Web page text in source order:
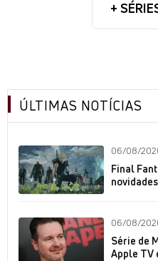
+
ÚLTIMAS NOTÍCIAS
06/08/
Final
06/08/
Série de
Apple TV